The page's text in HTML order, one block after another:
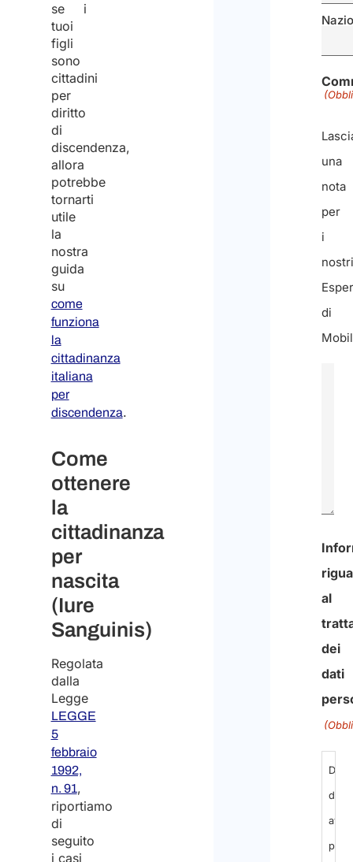
se i
tuoi
figli
sono
cittadini
per
diritto
di
discendenza,
allora
potrebbe
tornarti
utile
la
nostra
guida
su
come
funziona
la
cittadinanza
italiana
per
discendenza.
Come
ottenere
la
cittadinanza
per
nascita
(Iure
Sanguinis)
Regolata
dalla
Legge
LEGGE
5
febbraio
1992,
n. 91,
riportiamo
di
seguito
i casi
una
nota
per
i
nostri
di
al
dei
dati
di
aver